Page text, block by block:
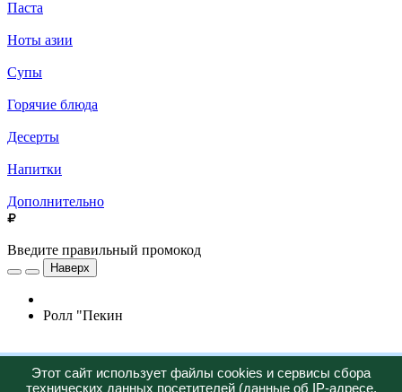
Паста
Ноты азии
Супы
Горячие блюда
Десерты
Напитки
Дополнительно
Введите правильный промокод
Наверх
Ролл "Пекин
Этот сайт использует файлы cookies и сервисы сбора
технических данных посетителей (данные об IP-адресе,